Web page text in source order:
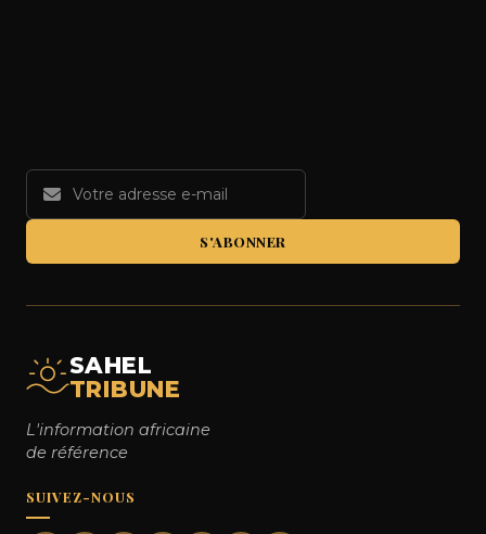
S'ABONNER
SAHEL
TRIBUNE
L'information africaine
de référence
SUIVEZ-NOUS